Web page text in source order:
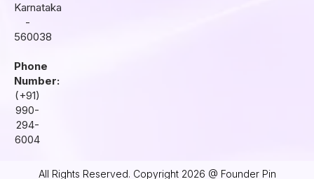
Karnataka
-
560038
Phone
Number:
(+91)
990-
294-
6004
All Rights Reserved. Copyright 2026 @ Founder Pin